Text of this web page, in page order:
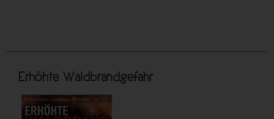
Erhöhte Waldbrandgefahr